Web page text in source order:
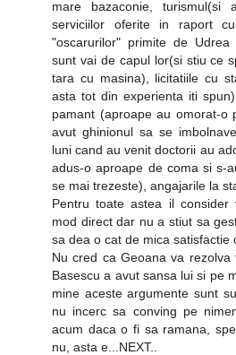
mare bazaconie,
serviciilor oferite in raport
"oscarurilor" primite de
sunt vai de capul lor(si stiu ce
tara cu masina), licitatiile cu
asta tot din experienta iti
pamant (aproape au omorat-o
avut ghinionul sa se
luni cand au venit doctorii au
adus-o aproape de coma si s-
se mai trezeste), angajarile la
Pentru toate astea il
mod direct dar nu a stiut sa
sa dea o cat de mica satisfactie
Nu cred ca Geoana va
Basescu a avut sansa lui si pe
mine aceste argumente sunt
nu incerc sa conving pe
acum daca o fi sa ramana,
nu, asta e...NEXT..